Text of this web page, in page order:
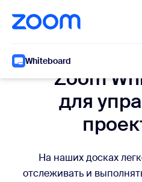
содержанию
в чат помощи
Whiteboard
Zoom
для
На наших досках
отслеживать и